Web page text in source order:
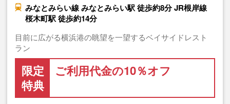
みなとみらい線 みなとみらい駅 徒歩約8分 JR根岸線
桜木町駅 徒歩約14分
目前に広がる横浜港の眺望を一望するベイサイドレスト
ラン
限定
特典
ご利用代金の10％オフ